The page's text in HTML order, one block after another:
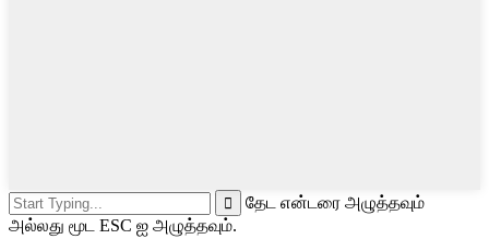
தேட என்டரை அழுத்தவும்
அல்லது மூட ESC ஐ அழுத்தவும்.